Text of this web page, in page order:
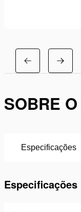
SOBRE
Especificações
Especificações